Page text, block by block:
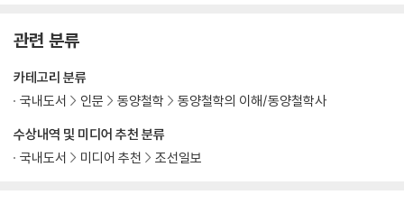
무모해지는 법
종속을 넘는 법
곤(鯤)이 대붕(大鵬)이 되는 법
관련 분류
수상내역 및 미디어 추천 분류
국내도서
미디어 추천 조선일보
카테고리 분류
국내도서
인문 동양철학 동양철학의 이해/동양철학사